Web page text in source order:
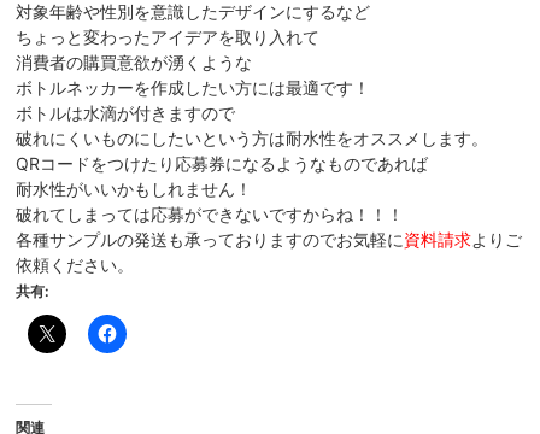
対象年齢や性別を意識したデザインにするなど
ちょっと変わったアイデアを取り入れて
消費者の購買意欲が湧くような
ボトルネッカーを作成したい方には最適です！
ボトルは水滴が付きますので
破れにくいものにしたいという方は耐水性をオススメします。
QRコードをつけたり応募券になるようなものであれば
耐水性がいいかもしれません！
破れてしまっては応募ができないですからね！！！
各種サンプルの発送も承っておりますのでお気軽に資料請求よりご
依頼ください。
共有:
関連